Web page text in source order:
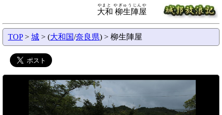
大和 柳生陣屋
やまと やぎゅうじんや
TOP> 城 > (大和国/奈良県) > 柳生陣屋